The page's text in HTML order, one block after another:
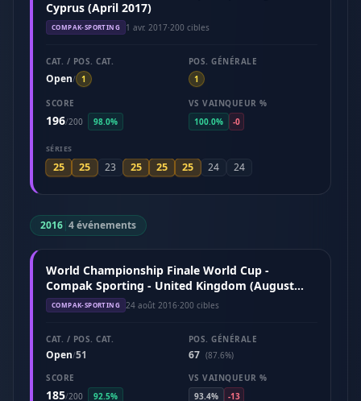
Cyprus (April 2017)
COMPAK-SPORTING 1 avr. 2017·200 cibles
CAT. / POS. CAT.
Open/ 1
POS. GÉNÉRALE
1
SCORE
196/200 98.0%
VS VAINQUEUR %
100.0%
-0
SÉRIES
25 25 23 25 25 25 24 24
2016|4 événements
World Championship Finale World Cup -
Compak Sporting - United Kingdom (August
2016)
COMPAK-SPORTING 24 août 2016·200 cibles
CAT. / POS. CAT.
Open/51
POS. GÉNÉRALE
67 (87.6%)
SCORE
185/200 92.5%
VS VAINQUEUR %
93.4%
-13